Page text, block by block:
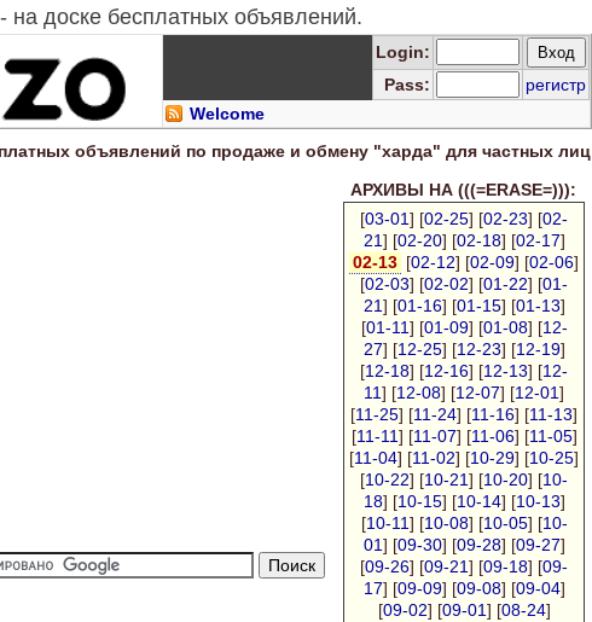
доске бесплатных объявлений.
Login:
Pass:
регистр
Welcome
объявлений по продаже и обмену "харда" для частных лиц
АРХИВЫ НА (((=ERASE=))):
[03-01] [02-25] [02-23] [02-
21] [02-20] [02-18] [02-17]
02-13 [02-12] [02-09] [02-06]
[02-03] [02-02] [01-22] [01-
21] [01-16] [01-15] [01-13]
[01-11] [01-09] [01-08] [12-
27] [12-25] [12-23] [12-19]
[12-18] [12-16] [12-13] [12-
11] [12-08] [12-07] [12-01]
[11-25] [11-24] [11-16] [11-13]
[11-11] [11-07] [11-06] [11-05]
[11-04] [11-02] [10-29] [10-25]
[10-22] [10-21] [10-20] [10-
18] [10-15] [10-14] [10-13]
[10-11] [10-08] [10-05] [10-
01] [09-30] [09-28] [09-27]
[09-26] [09-21] [09-18] [09-
17] [09-09] [09-08] [09-04]
[09-02] [09-01] [08-24]